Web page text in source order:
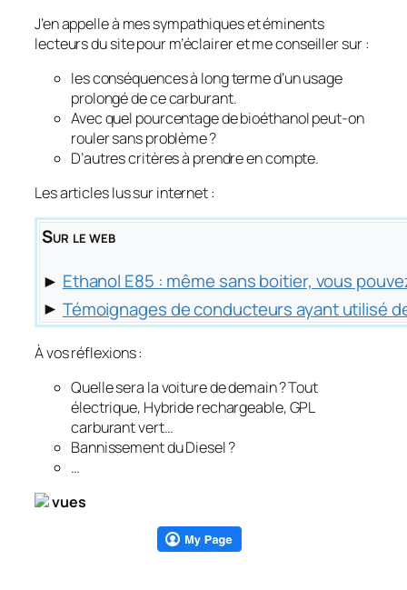
J’en appelle à mes sympathiques et éminents
lecteurs du site pour m’éclairer et me conseiller sur :
les conséquences à long terme d’un usage
prolongé de ce carburant.
Avec quel pourcentage de bioéthanol peut-on
rouler sans problème ?
D’autres critères à prendre en compte.
Les articles lus sur internet :
Sur le web
► Ethanol E85 : même sans boitier, vous
► Témoignages de conducteurs ayant utilisé
À vos réflexions :
Quelle sera la voiture de demain ? Tout
électrique, Hybride rechargeable, GPL
carburant vert…
Bannissement du Diesel ?
…
vues